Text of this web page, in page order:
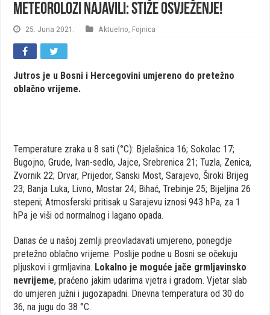
Meteorolozi najavili: Stiže osvježenje!
25. Juna 2021. Aktuelno Fojnica
Jutros je u Bosni i Hercegovini umjereno do pretežno
oblačno vrijeme.
Temperature zraka u 8 sati (°C): Bjelašnica 16; Sokolac 17;
Bugojno, Grude, Ivan-sedlo, Jajce, Srebrenica 21; Tuzla, Zenica,
Zvornik 22; Drvar, Prijedor, Sanski Most, Sarajevo, Široki Brijeg
23; Banja Luka, Livno, Mostar 24; Bihać, Trebinje 25; Bijeljina 26
stepeni; Atmosferski pritisak u Sarajevu iznosi 943 hPa, za 1
hPa je viši od normalnog i lagano opada.
Danas će u našoj zemlji preovladavati umjereno, ponegdje
pretežno oblačno vrijeme. Poslije podne u Bosni se očekuju
pljuskovi i grmljavina. Lokalno je moguće jače grmljavinsko
nevrijeme, praćeno jakim udarima vjetra i gradom. Vjetar slab
do umjeren južni i jugozapadni. Dnevna temperatura od 30 do
36, na jugu do 38 °C.